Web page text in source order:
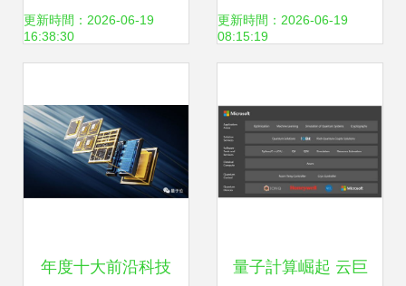
的顛覆性服務
更新時間：2026-06-19
16:38:30
紀元
更新時間：2026-06-19
08:15:19
年度十大前沿科技 量子計算崛起 云巨